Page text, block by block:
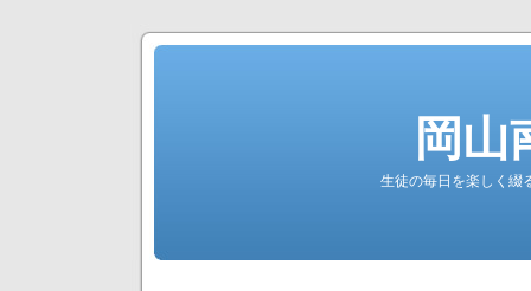
岡山
生徒の毎日を楽しく綴